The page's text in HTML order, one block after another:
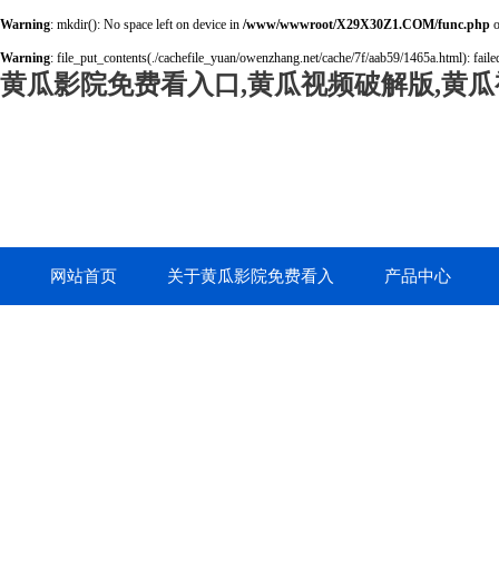
Warning: mkdir(): No space left on device in /www/wwwroot/X29X30Z1.COM/func.php
Warning: file_put_contents(./cachefile_yuan/owenzhang.net/cache/7f/aab59/1465a.html):
黄瓜影院免费看入口,黄瓜视频破解版,黄
网站首页 关于黄瓜影院免费看入 产品中心